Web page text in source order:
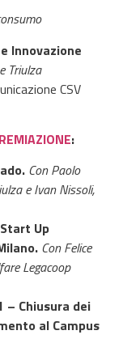
Innovazione
Triulza
CSV
:
Con Paolo
e Ivan Nissoli,
Up
Con Felice
Legacoop
– Chiusura dei
al Campus